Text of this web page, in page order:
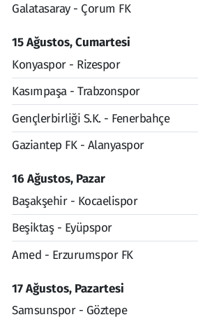
Galatasaray - Çorum FK
15 Ağustos, Cumartesi
Konyaspor - Rizespor
Kasımpaşa - Trabzonspor
Gençlerbirliği S.K. - Fenerbahçe
Gaziantep FK - Alanyaspor
16 Ağustos, Pazar
Başakşehir - Kocaelispor
Beşiktaş - Eyüpspor
Amed - Erzurumspor FK
17 Ağustos, Pazartesi
Samsunspor - Göztepe